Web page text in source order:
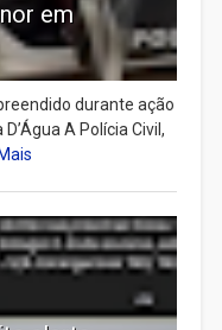
em
durante ação
A Polícia Civil,